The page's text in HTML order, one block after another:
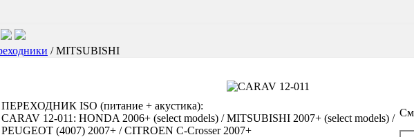
/ MITSUBISHI
ПЕРЕХОДНИК ISO (питание + акустика):
CARAV 12-011: HONDA 2006+ (select models) / MITSUBISHI 2007+ (select models) /
PEUGEOT (4007) 2007+ / CITROEN C-Crosser 2007+